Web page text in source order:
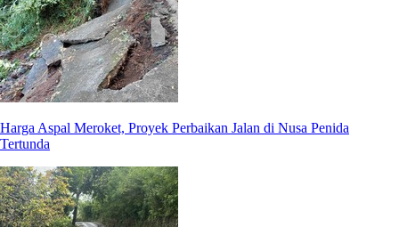
Harga Aspal Meroket, Proyek Perbaikan Jalan di Nusa Penida
Tertunda